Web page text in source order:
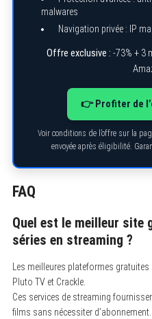
malwares
Navigation privée : IP
Offre exclusive : -73% + 3
👉 Profiter de
Voir conditions de l’offre sur la
envoyée après éligibilité.
FAQ
Quel est le meilleur site
séries en streaming ?
Les meilleures plateformes
Pluto TV et Crackle.
Ces services de streaming
films sans nécessiter